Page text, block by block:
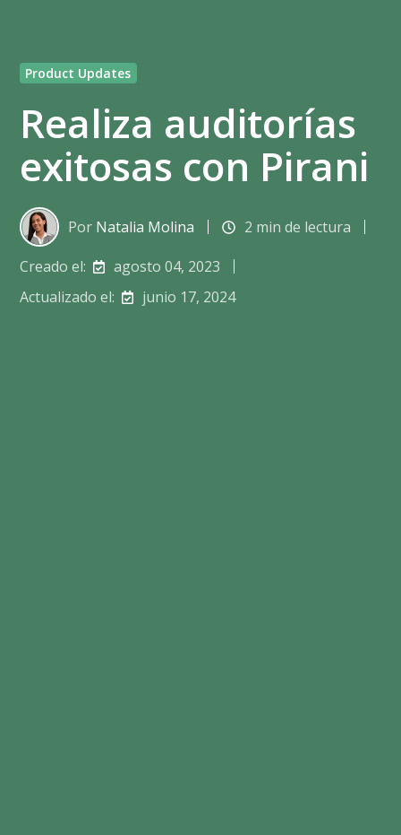
Product Updates
Realiza auditorías
exitosas con Pirani
Por Natalia Molina 2 min de lectura
Creado el:
agosto 04, 2023
Actualizado el:
junio 17, 2024